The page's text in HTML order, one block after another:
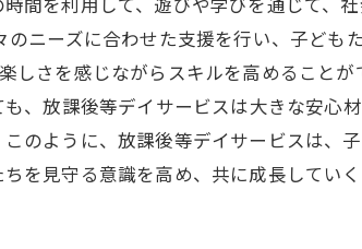
間を利用して、遊びや学びを通じて、
ニーズに合わせた支援を行い、子ども
さを感じながらスキルを高めることが
、放課後等デイサービスは大きな安心材
のように、放課後等デイサービスは、
を見守る意識を高め、共に成長してい